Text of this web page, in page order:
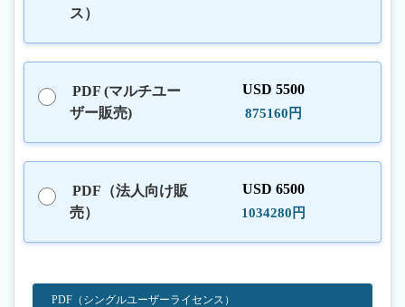
ス）
PDF (マルチユー
ザー販売)
USD 5500
875160円
PDF（法人向け販
売）
USD 6500
1034280円
PDF（シングルユーザーライセンス）